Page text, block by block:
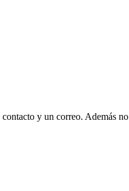
y un correo. Además